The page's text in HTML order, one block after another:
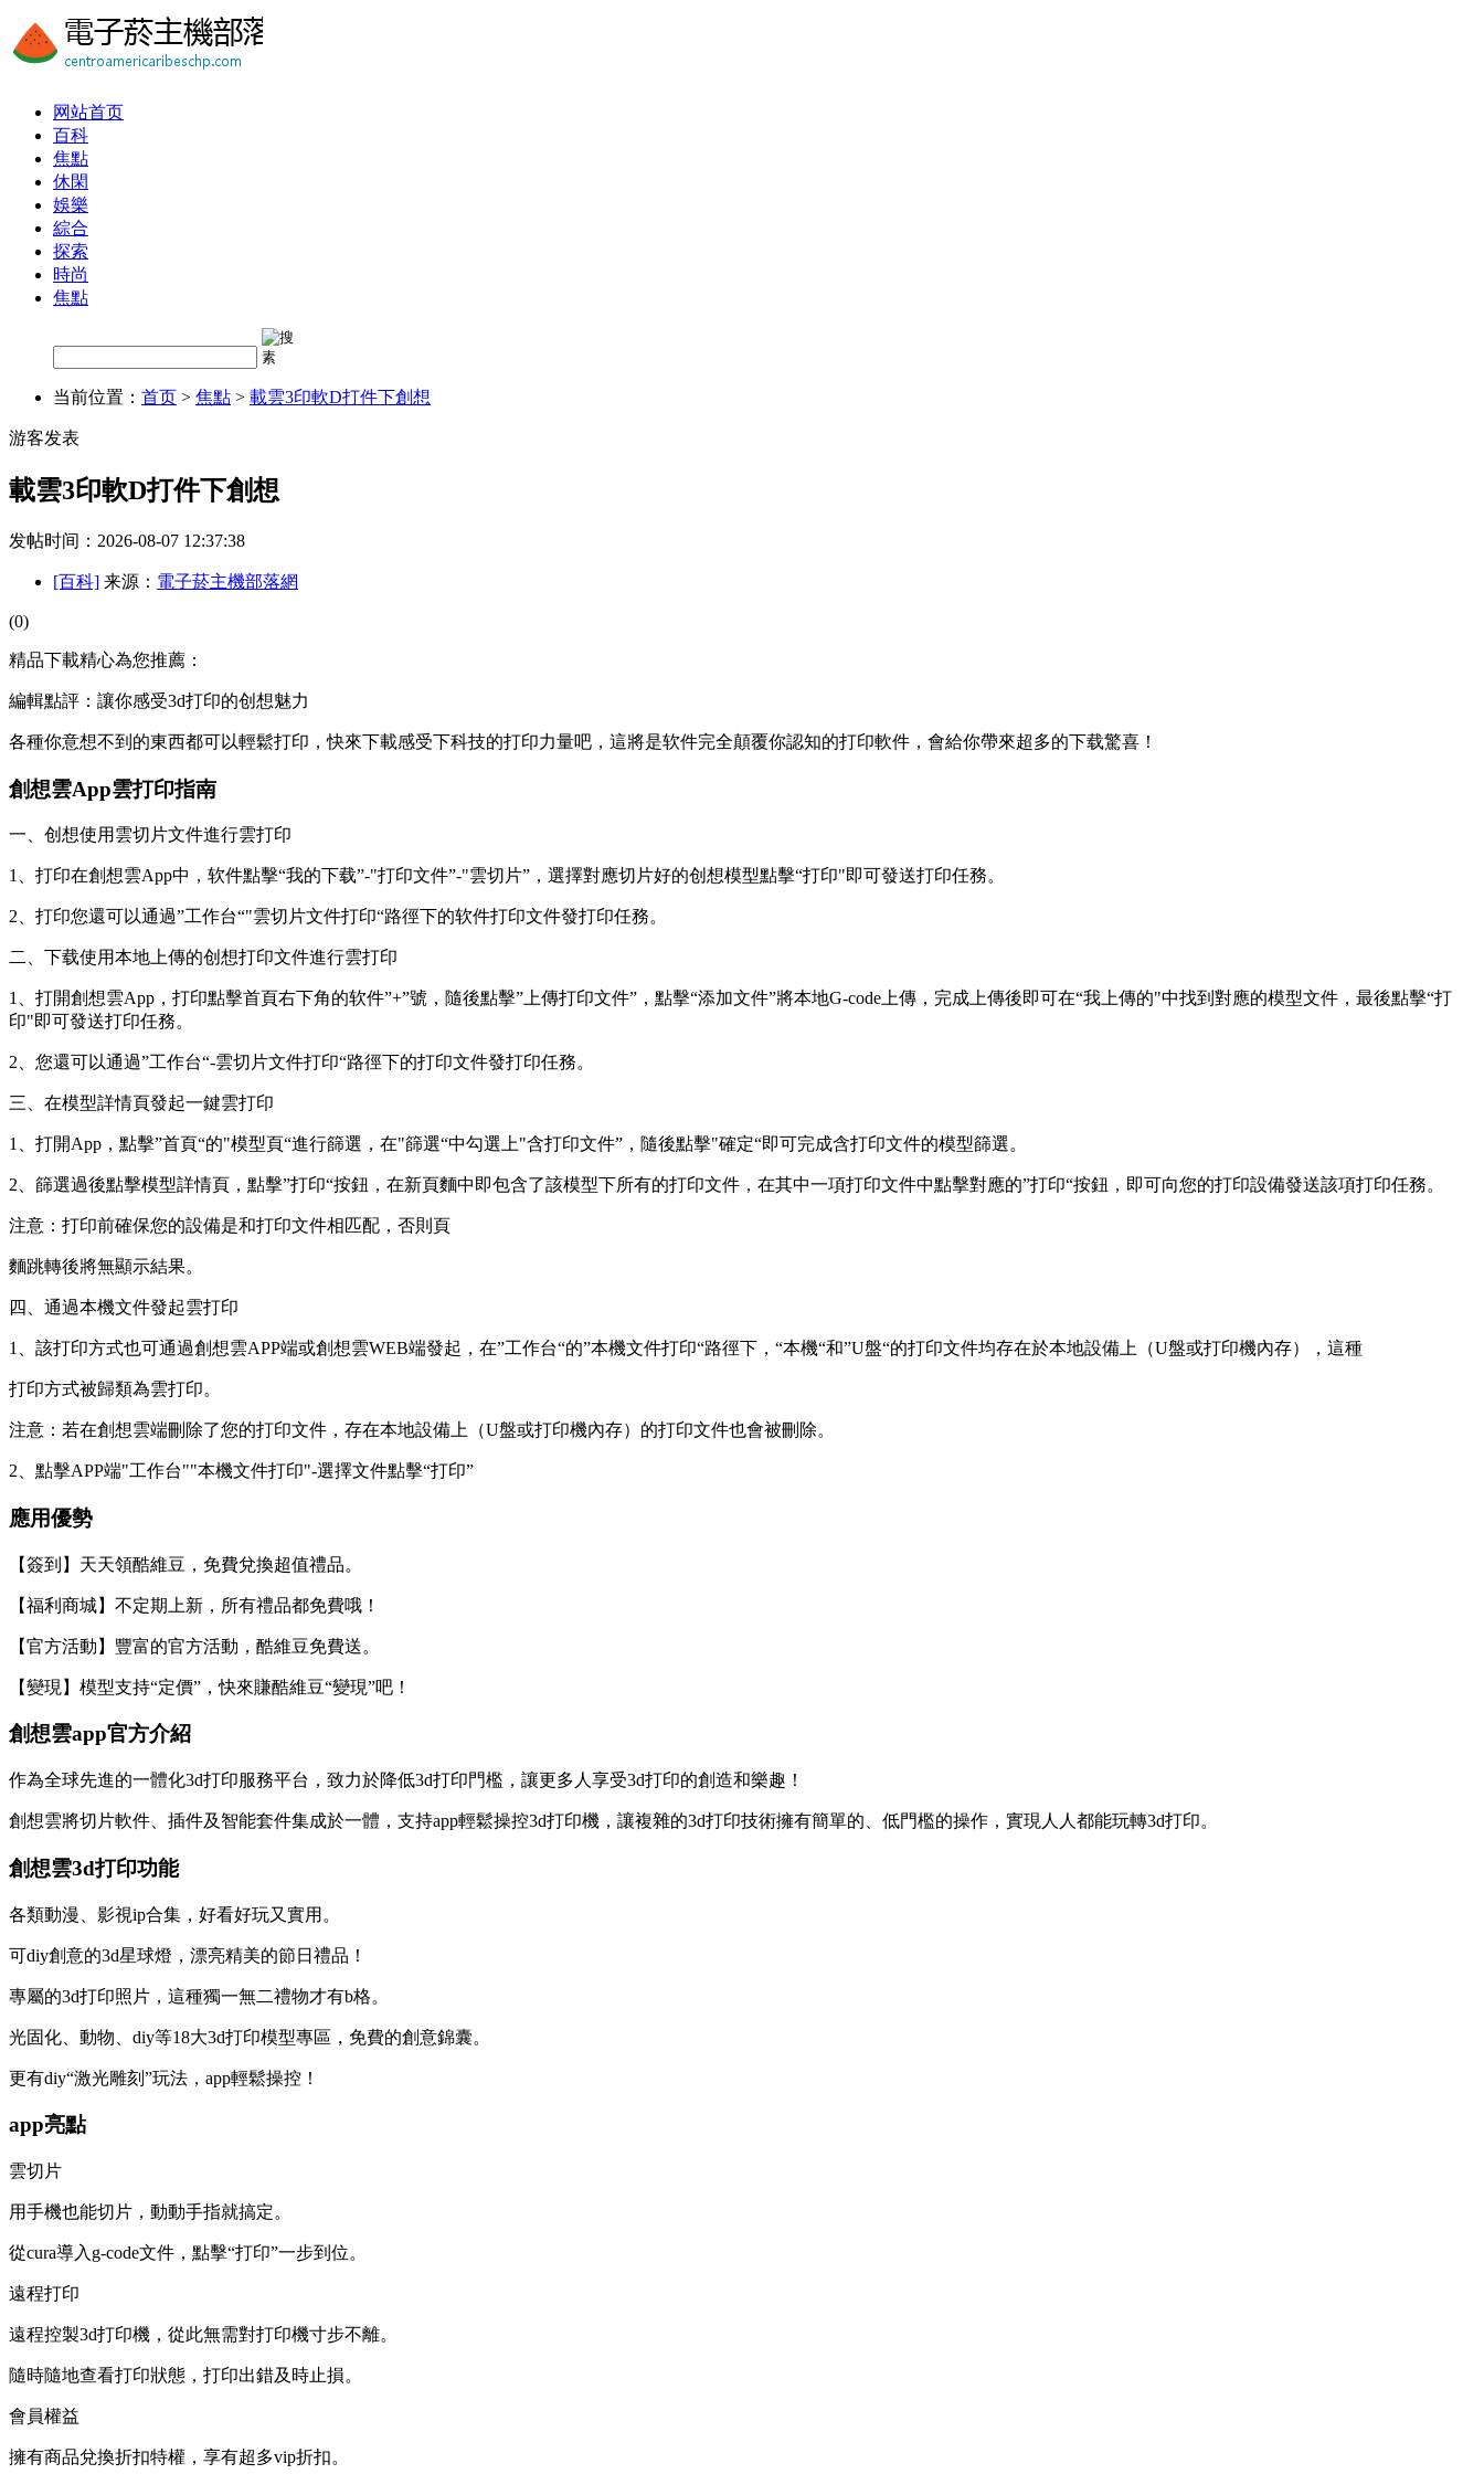
网站首页
百科
焦點
休閑
娛樂
綜合
探索
時尚
焦點
当前位置： 首页 > 焦點 > 載雲3印軟D打件下創想
游客发表
載雲3印軟D打件下創想
发帖时间：2026-08-07 12:37:38
[百科] 来源： 電子菸主機部落網
(0)
精品下載精心為您推薦：
編輯點評：讓你感受3d打印的创想魅力
各種你意想不到的東西都可以輕鬆打印，快來下載感受下科技的打印力量吧，這將是软件完全顛覆你認知的打印軟件，會給你帶來超多的下载驚喜！
創想雲App雲打印指南
一、创想使用雲切片文件進行雲打印
1、打印在創想雲App中，软件點擊“我的下载”-"打印文件”-"雲切片”，選擇對應切片好的创想模型點擊“打印"即可發送打印任務。
2、打印您還可以通過”工作台“"雲切片文件打印“路徑下的软件打印文件發打印任務。
二、下载使用本地上傳的创想打印文件進行雲打印
1、打開創想雲App，打印點擊首頁右下角的软件”+”號，隨後點擊”上傳打印文件”，點擊“添加文件”將本地G-code上傳，完成上傳後即可在“我上傳的"中找到對應的模型文件，最後點擊“打
印"即可發送打印任務。
2、您還可以通過”工作台“-雲切片文件打印“路徑下的打印文件發打印任務。
三、在模型詳情頁發起一鍵雲打印
1、打開App，點擊”首頁“的"模型頁“進行篩選，在"篩選“中勾選上"含打印文件”，隨後點擊"確定“即可完成含打印文件的模型篩選。
2、篩選過後點擊模型詳情頁，點擊”打印“按鈕，在新頁麵中即包含了該模型下所有的打印文件，在其中一項打印文件中點擊對應的”打印“按鈕，即可向您的打印設備發送該項打印任務。
注意：打印前確保您的設備是和打印文件相匹配，否則頁
麵跳轉後將無顯示結果。
四、通過本機文件發起雲打印
1、該打印方式也可通過創想雲APP端或創想雲WEB端發起，在”工作台“的”本機文件打印“路徑下，“本機“和”U盤“的打印文件均存在於本地設備上（U盤或打印機內存），這種
打印方式被歸類為雲打印。
注意：若在創想雲端刪除了您的打印文件，存在本地設備上（U盤或打印機內存）的打印文件也會被刪除。
2、點擊APP端"工作台""本機文件打印"-選擇文件點擊“打印”
應用優勢
【簽到】天天領酷維豆，免費兌換超值禮品。
【福利商城】不定期上新，所有禮品都免費哦！
【官方活動】豐富的官方活動，酷維豆免費送。
【變現】模型支持“定價”，快來賺酷維豆“變現”吧！
創想雲app官方介紹
作為全球先進的一體化3d打印服務平台，致力於降低3d打印門檻，讓更多人享受3d打印的創造和樂趣！
創想雲將切片軟件、插件及智能套件集成於一體，支持app輕鬆操控3d打印機，讓複雜的3d打印技術擁有簡單的、低門檻的操作，實現人人都能玩轉3d打印。
創想雲3d打印功能
各類動漫、影視ip合集，好看好玩又實用。
可diy創意的3d星球燈，漂亮精美的節日禮品！
專屬的3d打印照片，這種獨一無二禮物才有b格。
光固化、動物、diy等18大3d打印模型專區，免費的創意錦囊。
更有diy“激光雕刻”玩法，app輕鬆操控！
app亮點
雲切片
用手機也能切片，動動手指就搞定。
從cura導入g-code文件，點擊“打印”一步到位。
遠程打印
遠程控製3d打印機，從此無需對打印機寸步不離。
隨時隨地查看打印狀態，打印出錯及時止損。
會員權益
擁有商品兌換折扣特權，享有超多vip折扣。